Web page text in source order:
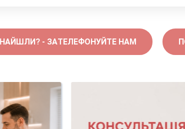
- ЗАТЕЛЕФОНУЙТЕ НАМ